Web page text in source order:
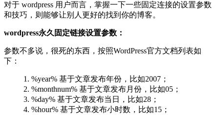
对于 wordpress 用户而言，掌握一下一些固定连接的设置参数
和技巧，则能够让别人更好的找到你的博客。
wordpress永久固定链接设置参数：
参数不多说，很死的东西，按照WordPress官方文档列表如
下：
1. %year% 基于文章发布年份，比如2007；
2. %monthnum% 基于文章发布月份，比如05；
3. %day% 基于文章发布当日，比如28；
4. %hour% 基于文章发布小时数，比如15；